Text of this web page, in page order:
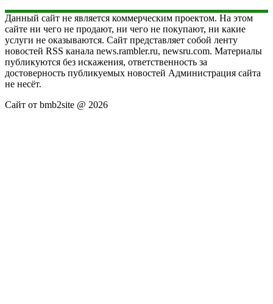
Данный сайт не является коммерческим проектом. На этом
сайте ни чего не продают, ни чего не покупают, ни какие
услуги не оказываются. Сайт представляет собой ленту
новостей RSS канала news.rambler.ru, newsru.com. Материалы
публикуются без искажения, ответственность за
достоверность публикуемых новостей Администрация сайта
не несёт.
Сайт от bmb2site @ 2026